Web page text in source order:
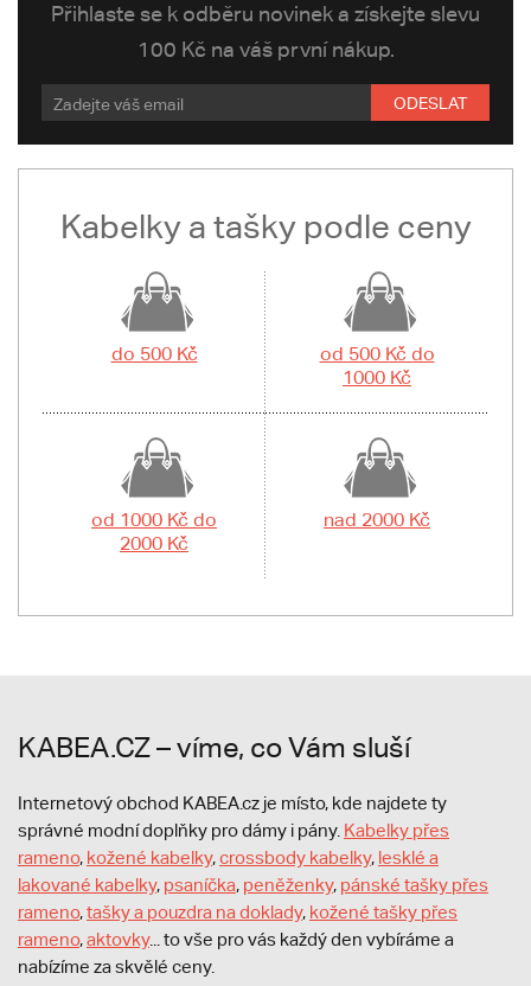
Přihlaste se k odběru novinek a získejte slevu
100 Kč na váš první nákup.
ODESLAT
Kabelky a tašky podle ceny
do 500 Kč
od 500 Kč do
1000 Kč
od 1000 Kč do
2000 Kč
nad 2000 Kč
KABEA.CZ – víme, co Vám sluší
Internetový obchod KABEA.cz je místo, kde najdete ty
správné modní doplňky pro dámy i pány. Kabelky přes
rameno, kožené kabelky,crossbody kabelky, lesklé a
lakované kabelky, psaníčka, peněženky, pánské tašky přes
rameno,tašky a pouzdra na doklady, kožené tašky přes
rameno,aktovky... to vše pro vás každý den vybíráme a
nabízíme za skvělé ceny.